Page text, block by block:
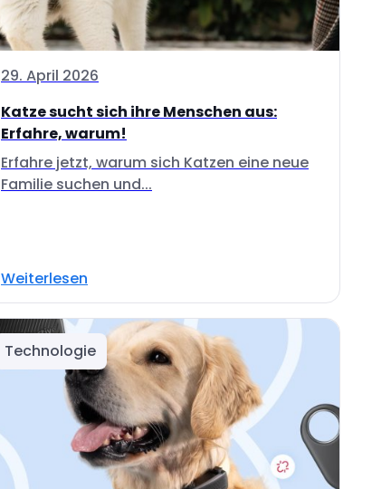
29. April 2026
Katze sucht sich ihre Menschen aus:
Erfahre, warum!
Erfahre jetzt, warum sich Katzen eine neue
Familie suchen und...
Weiterlesen
Technologie